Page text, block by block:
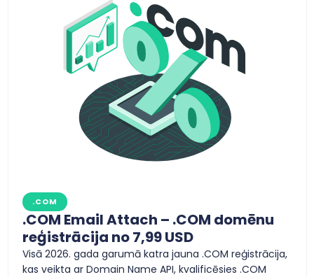
.COM
.COM Email Attach – .COM domēnu
reģistrācija no 7,99 USD
Visā 2026. gada garumā katra jauna .COM reģistrācija,
kas veikta ar Domain Name API, kvalificēsies .COM